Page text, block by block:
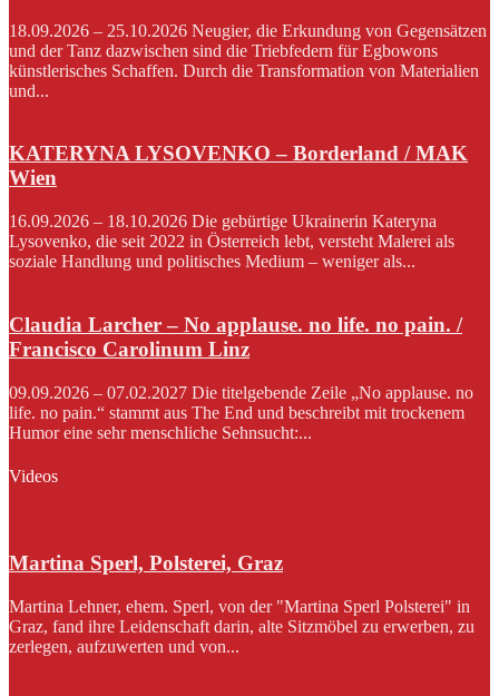
18.09.2026 – 25.10.2026 Neugier, die Erkundung von Gegensätzen
und der Tanz dazwischen sind die Triebfedern für Egbowons
künstlerisches Schaffen. Durch die Transformation von Materialien
und...
KATERYNA LYSOVENKO – Borderland / MAK
Wien
16.09.2026 – 18.10.2026 Die gebürtige Ukrainerin Kateryna
Lysovenko, die seit 2022 in Österreich lebt, versteht Malerei als
soziale Handlung und politisches Medium – weniger als...
Claudia Larcher – No applause. no life. no pain. /
Francisco Carolinum Linz
09.09.2026 – 07.02.2027 Die titelgebende Zeile „No applause. no
life. no pain.“ stammt aus The End und beschreibt mit trockenem
Humor eine sehr menschliche Sehnsucht:...
Videos
Martina Sperl, Polsterei, Graz
Martina Lehner, ehem. Sperl, von der "Martina Sperl Polsterei" in
Graz, fand ihre Leidenschaft darin, alte Sitzmöbel zu erwerben, zu
zerlegen, aufzuwerten und von...